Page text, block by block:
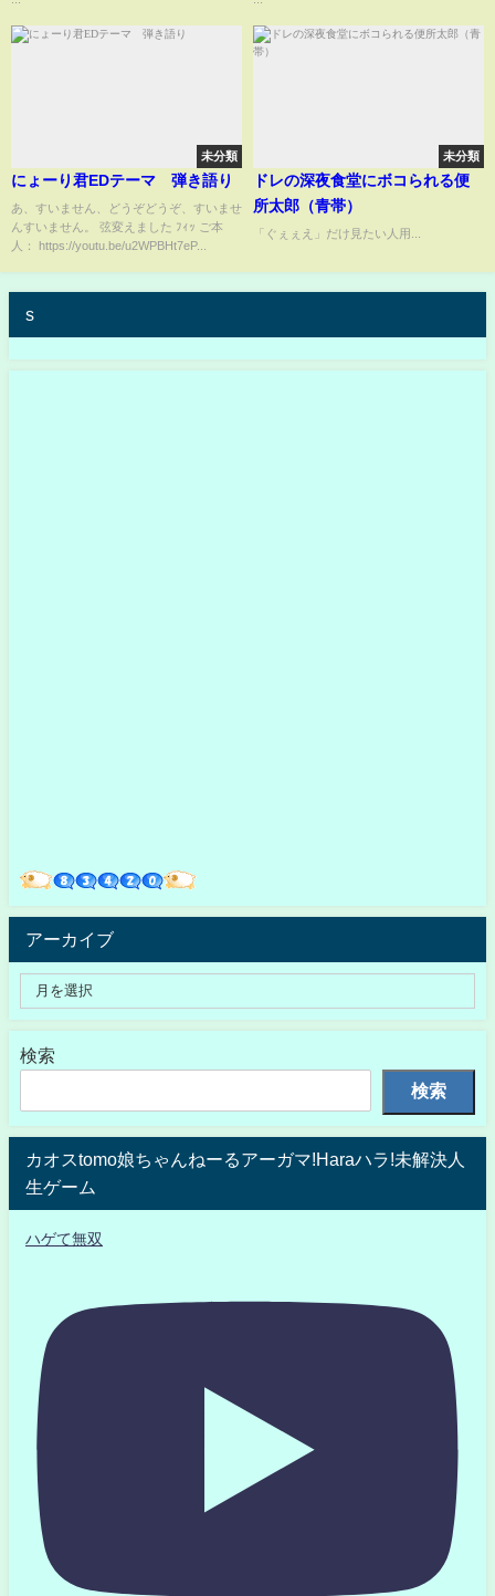
達の振り付けでこの曲やって欲
しい！とご要望等ありました
未分類
にょーり君EDテーマ 弾き語り
あ、すいません、どうぞどうぞ、すいませ
んすいません。 弦変えました ﾌｨｯ ご本
人： https://youtu.be/u2WPBHt7eP...
未分類
ドレの深夜食堂にボコられる便
所太郎（青帯）
「ぐぇぇえ」だけ見たい人用...
s
アーカイブ
検索
検索
カオスtomo娘ちゃんねーるアーガマ!Haraハラ!未解決人
生ゲーム
ハゲて無双